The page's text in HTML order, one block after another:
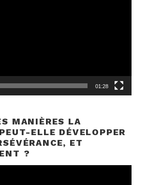
01:28
MANIÈRES LA
ELLE DÉVELOPPER
ET
?